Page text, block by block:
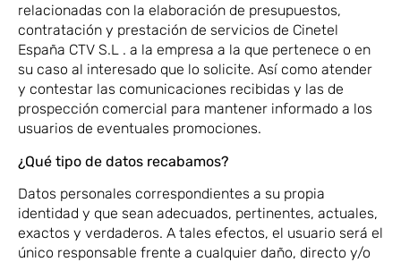
relacionadas con la elaboración de presupuestos,
contratación y prestación de servicios de Cinetel
España CTV S.L . a la empresa a la que pertenece o en
su caso al interesado que lo solicite. Así como atender
y contestar las comunicaciones recibidas y las de
prospección comercial para mantener informado a los
usuarios de eventuales promociones.
¿Qué tipo de datos recabamos?
Datos personales correspondientes a su propia
identidad y que sean adecuados, pertinentes, actuales,
exactos y verdaderos. A tales efectos, el usuario será el
único responsable frente a cualquier daño, directo y/o